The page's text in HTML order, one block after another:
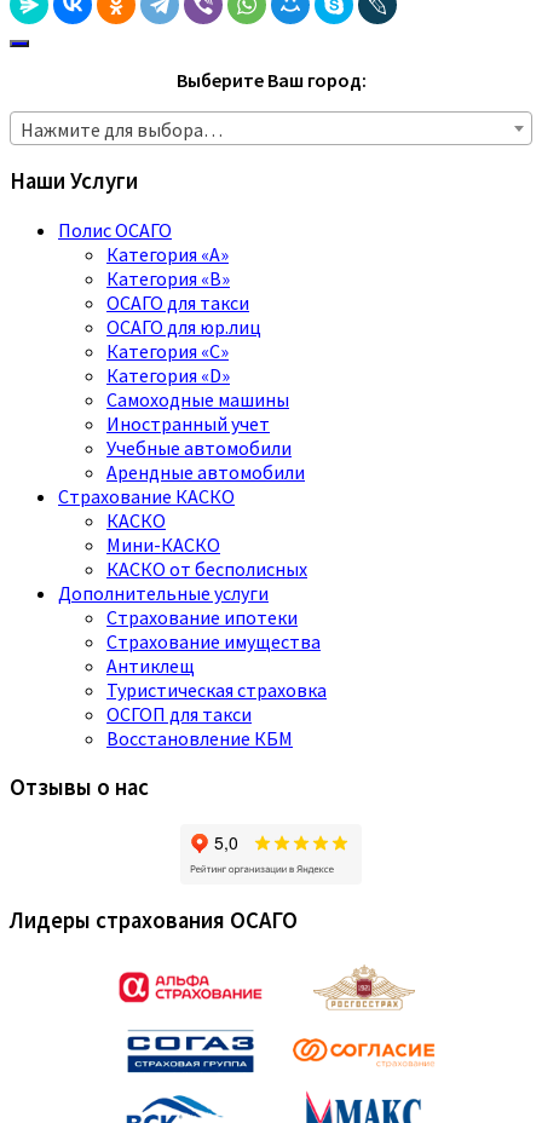
Выберите Ваш город:
Нажмите для выбора…
Наши Услуги
Полис ОСАГО
Категория «A»
Категория «B»
ОСАГО для такси
ОСАГО для юр.лиц
Категория «C»
Категория «D»
Самоходные машины
Иностранный учет
Учебные автомобили
Арендные автомобили
Страхование КАСКО
КАСКО
Мини-КАСКО
КАСКО от бесполисных
Дополнительные услуги
Страхование ипотеки
Страхование имущества
Антиклещ
Туристическая страховка
ОСГОП для такси
Восстановление КБМ
Отзывы о нас
Лидеры страхования ОСАГО